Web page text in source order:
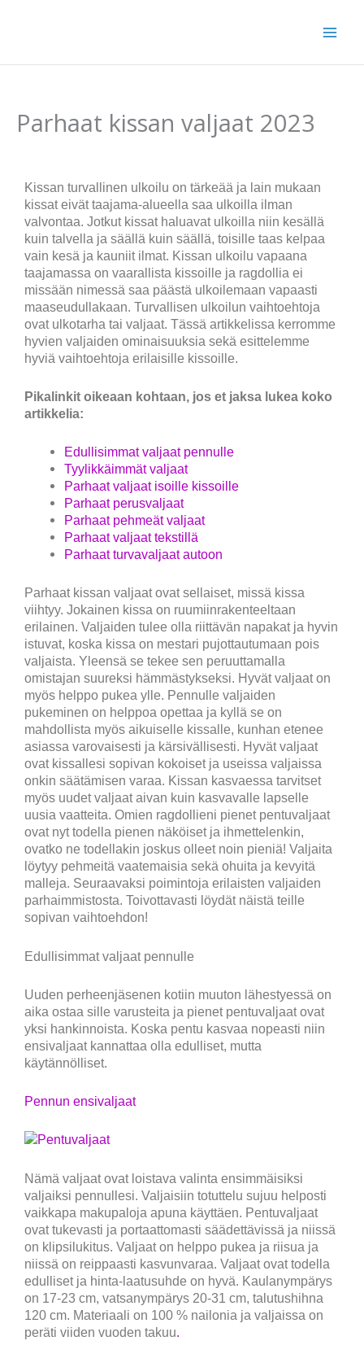
Parhaat kissan valjaat 2023
Kissan turvallinen ulkoilu on tärkeää ja lain mukaan
kissat eivät taajama-alueella saa ulkoilla ilman
valvontaa. Jotkut kissat haluavat ulkoilla niin kesällä
kuin talvella ja säällä kuin säällä, toisille taas kelpaa
vain kesä ja kauniit ilmat. Kissan ulkoilu vapaana
taajamassa on vaarallista kissoille ja ragdollia ei
missään nimessä saa päästä ulkoilemaan vapaasti
maaseudullakaan. Turvallisen ulkoilun vaihtoehtoja
ovat ulkotarha tai valjaat. Tässä artikkelissa kerromme
hyvien valjaiden ominaisuuksia sekä esittelemme
hyviä vaihtoehtoja erilaisille kissoille.
Pikalinkit oikeaan kohtaan, jos et jaksa lukea koko
artikkelia:
Edullisimmat valjaat pennulle
Tyylikkäimmät valjaat
Parhaat valjaat isoille kissoille
Parhaat perusvaljaat
Parhaat pehmeät valjaat
Parhaat valjaat tekstillä
Parhaat turvavaljaat autoon
Parhaat kissan valjaat ovat sellaiset, missä kissa
viihtyy. Jokainen kissa on ruumiinrakenteeltaan
erilainen. Valjaiden tulee olla riittävän napakat ja hyvin
istuvat, koska kissa on mestari pujottautumaan pois
valjaista. Yleensä se tekee sen peruuttamalla
omistajan suureksi hämmästykseksi. Hyvät valjaat on
myös helppo pukea ylle. Pennulle valjaiden
pukeminen on helppoa opettaa ja kyllä se on
mahdollista myös aikuiselle kissalle, kunhan etenee
asiassa varovaisesti ja kärsivällisesti. Hyvät valjaat
ovat kissallesi sopivan kokoiset ja useissa valjaissa
onkin säätämisen varaa. Kissan kasvaessa tarvitset
myös uudet valjaat aivan kuin kasvavalle lapselle
uusia vaatteita. Omien ragdollieni pienet pentuvaljaat
ovat nyt todella pienen näköiset ja ihmettelenkin,
ovatko ne todellakin joskus olleet noin pieniä! Valjaita
löytyy pehmeitä vaatemaisia sekä ohuita ja kevyitä
malleja. Seuraavaksi poimintoja erilaisten valjaiden
parhaimmistosta. Toivottavasti löydät näistä teille
sopivan vaihtoehdon!
Edullisimmat valjaat pennulle
Uuden perheenjäsenen kotiin muuton lähestyessä on
aika ostaa sille varusteita ja pienet pentuvaljaat ovat
yksi hankinnoista. Koska pentu kasvaa nopeasti niin
ensivaljaat kannattaa olla edulliset, mutta
käytännölliset.
Pennun ensivaljaat
Nämä valjaat ovat loistava valinta ensimmäisiksi
valjaiksi pennullesi. Valjaisiin totuttelu sujuu helposti
vaikkapa makupaloja apuna käyttäen. Pentuvaljaat
ovat tukevasti ja portaattomasti säädettävissä ja niissä
on klipsilukitus. Valjaat on helppo pukea ja riisua ja
niissä on reippaasti kasvunvaraa. Valjaat ovat todella
edulliset ja hinta-laatusuhde on hyvä. Kaulanympärys
on 17-23 cm, vatsanympärys 20-31 cm, talutushihna
120 cm. Materiaali on 100 % nailonia ja valjaissa on
peräti viiden vuoden takuu.